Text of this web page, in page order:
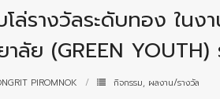
ล่รางวัลระดับทอง ในง
ลัย (GREEN
PIROMNOK กิจกรรม, ผลงาน/รางวัล